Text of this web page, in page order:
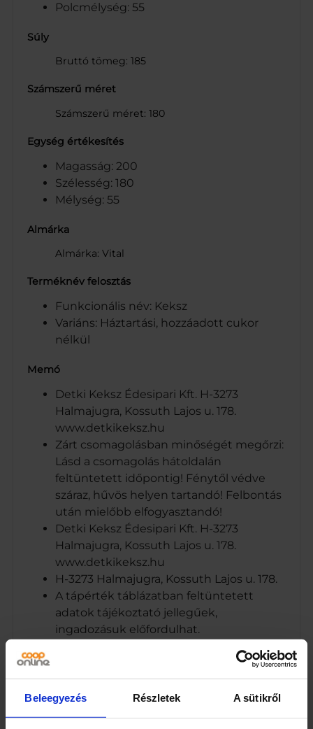
Beleegyezés Részletek A sütikről
Polcmélység: 55
Súly
Bruttó tömeg: 185
Számszerű méret
Számszerű méret: 180
Egység értékesítés
Magasság: 200
Szélesség: 180
Mélység: 55
Almárka
Almárka: Vital
Terméknév felosztás
Funkcionális név: Keksz
Variáns: Háztartási, hozzáadott cukor
nélkül
Memó
Detki Keksz Édesipari Kft. H-3273
Halmajugra, Kossuth Lajos u. 178.
www.detkikeksz.hu
Zárt csomagolásban minőségét megőrzi:
Lásd a csomagolás hátoldalán
feltüntetett időpontig! Fénytől védve
száraz, hűvös helyen tartandó! Felbontás
után mielőbb elfogyasztandó!
Detki Keksz Édesipari Kft. H-3273
Halmajugra, Kossuth Lajos u. 178.
www.detkikeksz.hu
H-3273 Halmajugra, Kossuth Lajos u. 178.
A tápérték táblázatban feltüntetett
adatok tájékoztató jellegűek,
ingadozásuk előfordulhat.
Márka
Jellemzők